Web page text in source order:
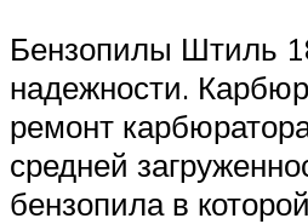
Бензопилы Штиль
надежности.
ремонт
средней
бензопила в